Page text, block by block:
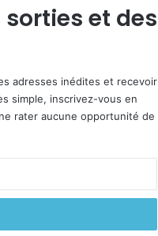
et des
adresses inédites et recevoir
simple, inscrivez-vous en
rater aucune opportunité de